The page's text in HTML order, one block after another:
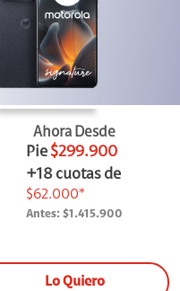
Ahora Desde
Pie $299.900
+18 cuotas de
$62.000*
Antes: $1.415.900
Lo Quiero